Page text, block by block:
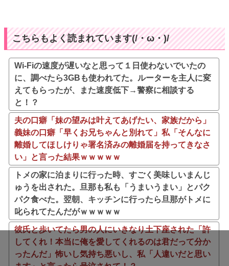
こちらもよく読まれています(/・ω・)/
Wi-Fiの速度が遅いなと思って１日使わないでいたの
に、調べたら3GBも使われてた。ルーターを主人に変
えてもらったが、また速度低下→警察に相談する
と！？
夫の口癖「妹の望みは叶えてあげたい、家族だから」
義妹の口癖「早くお兄ちゃんと別れて」私「そんなに
離婚してほしけりゃ署名済みの離婚届を持ってきなさ
い」と言った結果ｗｗｗｗｗ
トメの家に泊まりに行った時、すごく美味しいまんじ
ゅうを出された。旦那も私も「うまいうまい」とパク
パク食べた。翌朝、キッチンに行ったら旦那がトメに
叱られてたんだがｗｗｗｗｗ
彼氏と歩いてたら男の人にいきなり土下座された「許
してくれ！本当に俺を愛してくれるのは君だって分か
ったんだ」怖いし気持ち悪いし、私「人違いだと思い